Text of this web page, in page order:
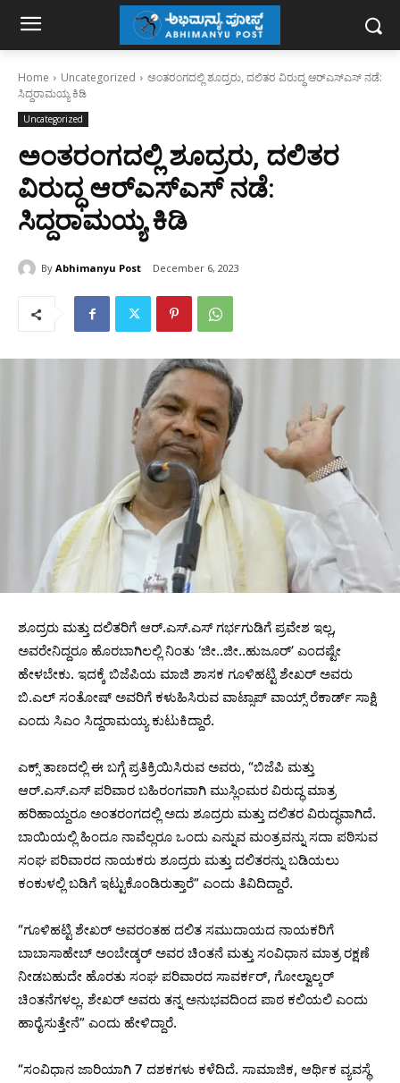
Home Uncategorized
ಅಂತರಂಗದಲ್ಲಿ ಶೂದ್ರರು, ದಲಿತರ ವಿರುದ್ಧ ಆರ್‌ಎಸ್‌ಎಸ್‌‌ ನಡೆ:
ಸಿದ್ದರಾಮಯ್ಯ ಕಿಡಿ
Uncategorized
ಅಂತರಂಗದಲ್ಲಿ ಶೂದ್ರರು, ದಲಿತರ
ವಿರುದ್ಧ ಆರ್‌ಎಸ್‌ಎಸ್‌‌ ನಡೆ:
ಸಿದ್ದರಾಮಯ್ಯ ಕಿಡಿ
By Abhimanyu Post December 6, 2023
ಶೂದ್ರರು ಮತ್ತು ದಲಿತರಿಗೆ ಆರ್.ಎಸ್.ಎಸ್ ಗರ್ಭಗುಡಿಗೆ ಪ್ರವೇಶ ಇಲ್ಲ,
ಅವರೇನಿದ್ದರೂ ಹೊರಬಾಗಿಲಲ್ಲಿ ನಿಂತು ‘ಜೀ..ಜೀ..ಹುಜೂರ್’ ಎಂದಷ್ಟೇ
ಹೇಳಬೇಕು. ಇದಕ್ಕೆ ಬಿಜೆಪಿಯ ಮಾಜಿ ಶಾಸಕ ಗೂಳಿಹಟ್ಟಿ ಶೇಖರ್ ಅವರು
ಬಿ.ಎಲ್ ಸಂತೋಷ್‌ ಅವರಿಗೆ ಕಳುಹಿಸಿರುವ ವಾಟ್ಸಾಪ್ ವಾಯ್ಸ್ ರೆಕಾರ್ಡ್ ಸಾಕ್ಷಿ
ಎಂದು ಸಿಎಂ ಸಿದ್ದರಾಮಯ್ಯ ಕುಟುಕಿದ್ದಾರೆ.
ಎಕ್ಸ್‌ ತಾಣದಲ್ಲಿ ಈ ಬಗ್ಗೆ ಪ್ರತಿಕ್ರಿಯಿಸಿರುವ ಅವರು, “ಬಿಜೆಪಿ ಮತ್ತು
ಆರ್.ಎಸ್.ಎಸ್ ಪರಿವಾರ ಬಹಿರಂಗವಾಗಿ ಮುಸ್ಲಿಂಮರ ವಿರುದ್ಧ ಮಾತ್ರ
ಹರಿಹಾಯ್ದರೂ ಅಂತರಂಗದಲ್ಲಿ ಅದು ಶೂದ್ರರು ಮತ್ತು ದಲಿತರ ವಿರುದ್ಧವಾಗಿದೆ.
ಬಾಯಿಯಲ್ಲಿ ಹಿಂದೂ ನಾವೆಲ್ಲರೂ ಒಂದು ಎನ್ನುವ ಮಂತ್ರವನ್ನು ಸದಾ ಪಠಿಸುವ
ಸಂಘ ಪರಿವಾರದ ನಾಯಕರು ಶೂದ್ರರು ಮತ್ತು ದಲಿತರನ್ನು ಬಡಿಯಲು
ಕಂಕುಳಲ್ಲಿ ಬಡಿಗೆ ಇಟ್ಟುಕೊಂಡಿರುತ್ತಾರೆ” ಎಂದು ತಿವಿದಿದ್ದಾರೆ.
“ಗೂಳಿಹಟ್ಟಿ ಶೇಖರ್ ಅವರಂತಹ ದಲಿತ ಸಮುದಾಯದ‌ ನಾಯಕರಿಗೆ
ಬಾಬಾಸಾಹೇಬ್ ಅಂಬೇಡ್ಕರ್ ಅವರ ಚಿಂತನೆ ಮತ್ತು ಸಂವಿಧಾನ ಮಾತ್ರ ರಕ್ಷಣೆ
ನೀಡಬಹುದೇ ಹೊರತು ಸಂಘ ಪರಿವಾರದ ಸಾವರ್ಕರ್, ಗೋಲ್ವಾಲ್ಕರ್
ಚಿಂತನೆಗಳಲ್ಲ. ಶೇಖರ್ ಅವರು ತನ್ನ ಅನುಭವದಿಂದ ಪಾಠ ಕಲಿಯಲಿ ಎಂದು
ಹಾರೈಸುತ್ತೇನೆ” ಎಂದು ಹೇಳಿದ್ದಾರೆ.
“ಸಂವಿಧಾನ ಜಾರಿಯಾಗಿ 7 ದಶಕಗಳು ಕಳೆದಿದೆ. ಸಾಮಾಜಿಕ, ಆರ್ಥಿಕ ವ್ಯವಸ್ಥೆ